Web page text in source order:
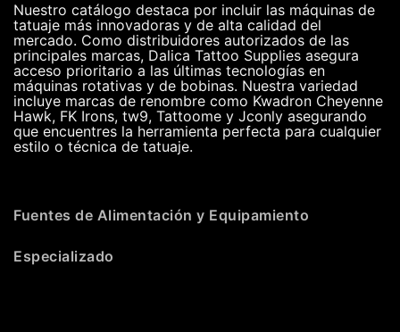
Nuestro catálogo destaca por incluir las máquinas de
tatuaje más innovadoras y de alta calidad del
mercado. Como distribuidores autorizados de las
principales marcas, Dalica Tattoo Supplies asegura
acceso prioritario a las últimas tecnologías en
máquinas rotativas y de bobinas. Nuestra variedad
incluye marcas de renombre como Kwadron Cheyenne
Hawk, FK Irons, tw9, Tattoome y Jconly asegurando
que encuentres la herramienta perfecta para cualquier
estilo o técnica de tatuaje.
Fuentes de Alimentación y Equipamiento
Especializado